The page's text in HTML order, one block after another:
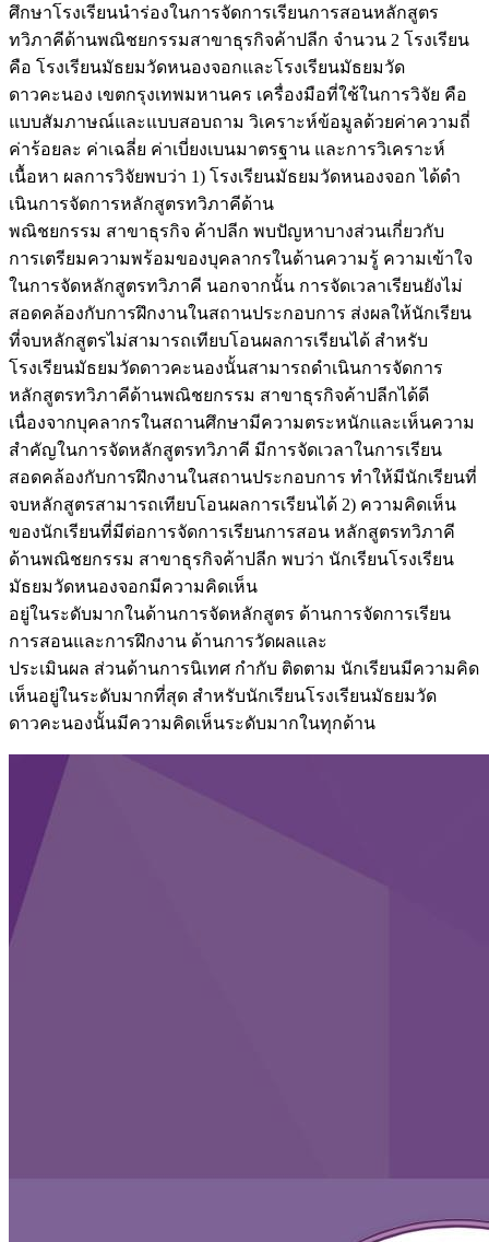
ศึกษาโรงเรียนนําร่องในการจัดการเรียนการสอนหลักสูตร
ทวิภาคีด้านพณิชยกรรมสาขาธุรกิจค้าปลีก จํานวน 2 โรงเรียน
คือ โรงเรียนมัธยมวัดหนองจอกและโรงเรียนมัธยมวัด
ดาวคะนอง เขตกรุงเทพมหานคร เครื่องมือที่ใช้ในการวิจัย คือ
แบบสัมภาษณ์และแบบสอบถาม วิเคราะห์ข้อมูลด้วยค่าความถี่
ค่าร้อยละ ค่าเฉลี่ย ค่าเบี่ยงเบนมาตรฐาน และการวิเคราะห์
เนื้อหา ผลการวิจัยพบว่า 1) โรงเรียนมัธยมวัดหนองจอก ได้ดํา
เนินการจัดการหลักสูตรทวิภาคีด้าน
พณิชยกรรม สาขาธุรกิจ ค้าปลีก พบปัญหาบางส่วนเกี่ยวกับ
การเตรียมความพร้อมของบุคลากรในด้านความรู้ ความเข้าใจ
ในการจัดหลักสูตรทวิภาคี นอกจากนั้น การจัดเวลาเรียนยังไม่
สอดคล้องกับการฝึกงานในสถานประกอบการ ส่งผลให้นักเรียน
ที่จบหลักสูตรไม่สามารถเทียบโอนผลการเรียนได้ สําหรับ
โรงเรียนมัธยมวัดดาวคะนองนั้นสามารถดําเนินการจัดการ
หลักสูตรทวิภาคีด้านพณิชยกรรม สาขาธุรกิจค้าปลีกได้ดี
เนื่องจากบุคลากรในสถานศึกษามีความตระหนักและเห็นความ
สําคัญในการจัดหลักสูตรทวิภาคี มีการจัดเวลาในการเรียน
สอดคล้องกับการฝึกงานในสถานประกอบการ ทําให้มีนักเรียนที่
จบหลักสูตรสามารถเทียบโอนผลการเรียนได้ 2) ความคิดเห็น
ของนักเรียนที่มีต่อการจัดการเรียนการสอน หลักสูตรทวิภาคี
ด้านพณิชยกรรม สาขาธุรกิจค้าปลีก พบว่า นักเรียนโรงเรียน
มัธยมวัดหนองจอกมีความคิดเห็น
อยู่ในระดับมากในด้านการจัดหลักสูตร ด้านการจัดการเรียน
การสอนและการฝึกงาน ด้านการวัดผลและ
ประเมินผล ส่วนด้านการนิเทศ กํากับ ติดตาม นักเรียนมีความคิด
เห็นอยู่ในระดับมากที่สุด สําหรับนักเรียนโรงเรียนมัธยมวัด
ดาวคะนองนั้นมีความคิดเห็นระดับมากในทุกด้าน